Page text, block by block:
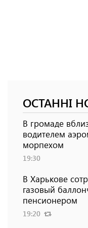
ОСТАННІ
В громаде
водителем
морпехом
19:30
В Харькове
газовый
пенсионером
19:20